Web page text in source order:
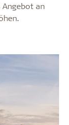
Angebot an